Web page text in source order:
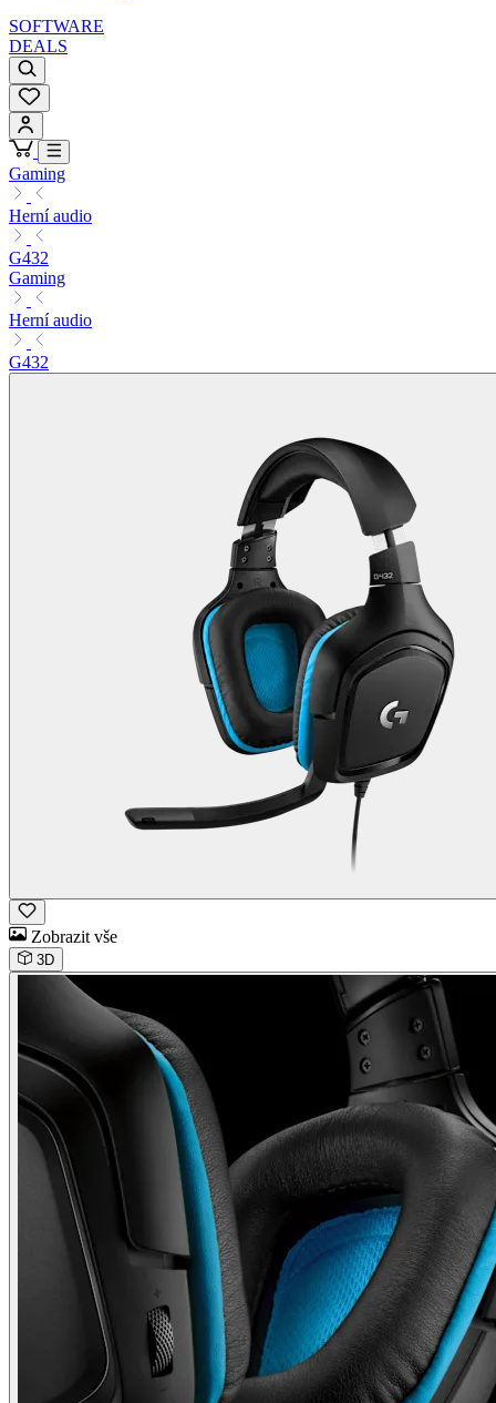
SOFTWARE
DEALS
Gaming
Herní audio
G432
Gaming
Herní audio
G432
Zobrazit vše
3D